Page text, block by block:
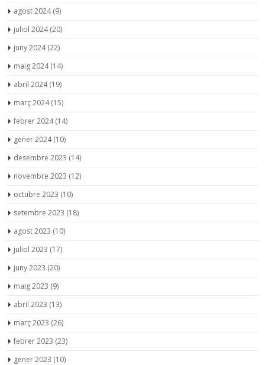
agost 2024(9)
juliol 2024(20)
juny 2024(22)
maig 2024(14)
abril 2024(19)
març 2024(15)
febrer 2024(14)
gener 2024(10)
desembre 2023 (14)
novembre 2023 (12)
octubre 2023 (10)
setembre 2023 (18)
agost 2023 (10)
juliol 2023 (17)
juny 2023 (20)
maig 2023 (9)
abril 2023 (13)
març 2023 (26)
febrer 2023 (23)
gener 2023 (10)